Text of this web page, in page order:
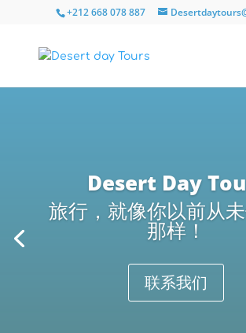
+212 668 078 887
Desert Day
旅行，就像你以前从
那样！
联系我们